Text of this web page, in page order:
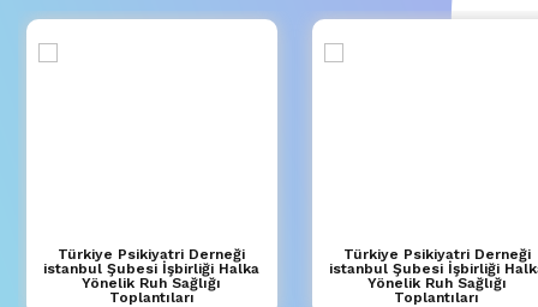
Türkiye Psikiyatri Derneği
istanbul Şubesi İşbirliği Halka
Yönelik Ruh Sağlığı
Toplantıları
Türkiye Psikiyatri Derneği
istanbul Şubesi İşbirliği
Yönelik Ruh Sağlığı
Toplantıları